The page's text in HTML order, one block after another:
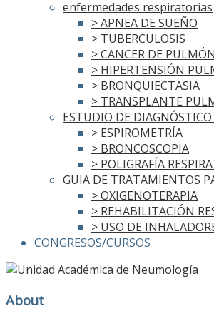
enfermedades respiratorias
> APNEA DE SUEÑO
> TUBERCULOSIS
> CANCER DE PULMÓN
> HIPERTENSIÓN
> BRONQUIECTASIA
> TRANSPLANTE
ESTUDIO DE
> ESPIROMETRÍA
> BRONCOSCOPIA
> POLIGRAFÍA
GUIA DE TRATAMIENTOS
> OXIGENOTERAPIA
> REHABILITACIÓN
> USO DE
CONGRESOS/CURSOS
About